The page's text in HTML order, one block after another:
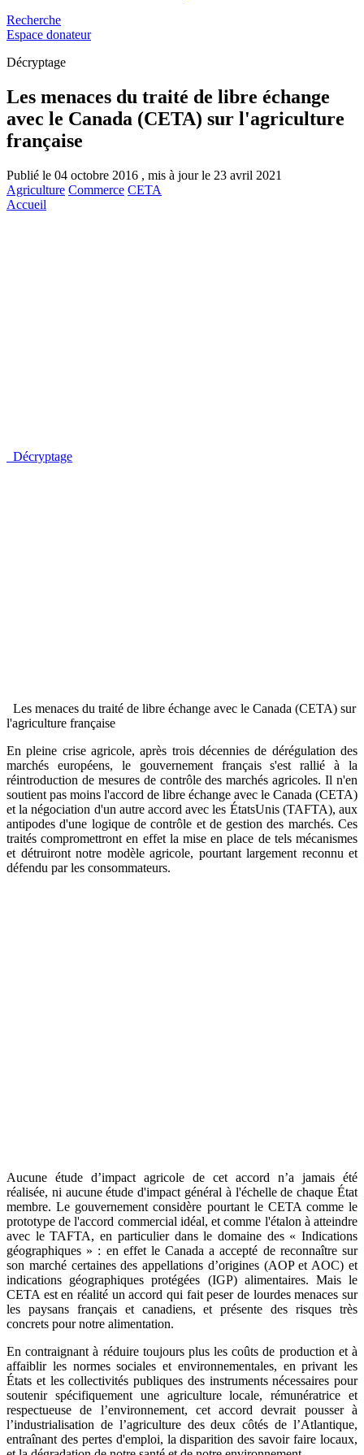
Recherche
Espace donateur
Décryptage
Les menaces du traité de libre échange
avec le Canada (CETA) sur l'agriculture
française
Publié le 04 octobre 2016 , mis à jour le 23 avril 2021
Agriculture Commerce CETA
Accueil
Décryptage
Les menaces du traité de libre échange avec le Canada (CETA) sur
l'agriculture française
En pleine crise agricole, après trois décennies de dérégulation des
marchés européens, le gouvernement français s'est rallié à la
réintroduction de mesures de contrôle des marchés agricoles. Il n'en
soutient pas moins l'accord de libre échange avec le Canada (CETA)
et la négociation d'un autre accord avec les ÉtatsUnis (TAFTA), aux
antipodes d'une logique de contrôle et de gestion des marchés. Ces
traités compromettront en effet la mise en place de tels mécanismes
et détruiront notre modèle agricole, pourtant largement reconnu et
défendu par les consommateurs.
Aucune étude d’impact agricole de cet accord n’a jamais été
réalisée, ni aucune étude d'impact général à l'échelle de chaque État
membre. Le gouvernement considère pourtant le CETA comme le
prototype de l'accord commercial idéal, et comme l'étalon à atteindre
avec le TAFTA, en particulier dans le domaine des « Indications
géographiques » : en effet le Canada a accepté de reconnaître sur
son marché certaines des appellations d’origines (AOP et AOC) et
indications géographiques protégées (IGP) alimentaires. Mais le
CETA est en réalité un accord qui fait peser de lourdes menaces sur
les paysans français et canadiens, et présente des risques très
concrets pour notre alimentation.
En contraignant à réduire toujours plus les coûts de production et à
affaiblir les normes sociales et environnementales, en privant les
États et les collectivités publiques des instruments nécessaires pour
soutenir spécifiquement une agriculture locale, rémunératrice et
respectueuse de l’environnement, cet accord devrait pousser à
l’industrialisation de l’agriculture des deux côtés de l’Atlantique,
entraînant des pertes d'emploi, la disparition des savoir faire locaux,